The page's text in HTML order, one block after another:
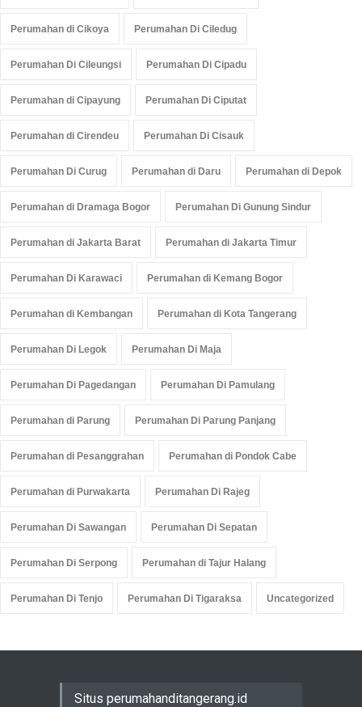
Perumahan di Cikoya Perumahan Di Ciledug
Perumahan Di Cileungsi Perumahan Di Cipadu
Perumahan di Cipayung Perumahan Di Ciputat
Perumahan di Cirendeu Perumahan Di Cisauk
Perumahan Di Curug Perumahan di Daru Perumahan di Depok
Perumahan di Dramaga Bogor Perumahan Di Gunung Sindur
Perumahan di Jakarta Barat Perumahan di Jakarta Timur
Perumahan Di Karawaci Perumahan di Kemang Bogor
Perumahan di Kembangan Perumahan di Kota Tangerang
Perumahan Di Legok Perumahan Di Maja
Perumahan Di Pagedangan Perumahan Di Pamulang
Perumahan di Parung Perumahan Di Parung Panjang
Perumahan di Pesanggrahan Perumahan di Pondok Cabe
Perumahan di Purwakarta Perumahan Di Rajeg
Perumahan Di Sawangan Perumahan Di Sepatan
Perumahan Di Serpong Perumahan di Tajur Halang
Perumahan Di Tenjo Perumahan Di Tigaraksa Uncategorized
Situs perumahanditangerang.id